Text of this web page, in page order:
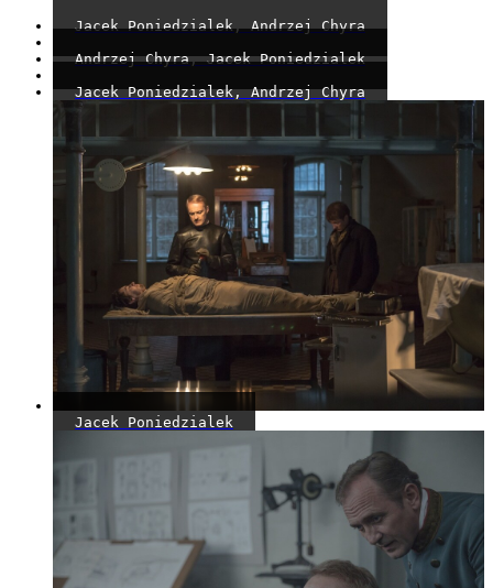
Jacek Poniedzialek, Andrzej Chyra
Andrzej Chyra, Jacek Poniedzialek
Jacek Poniedzialek, Andrzej Chyra
Jacek Poniedzialek